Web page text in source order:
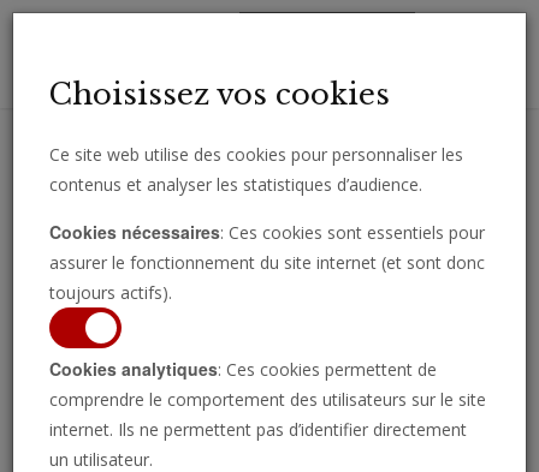
importantes directement par e-mail.
Gerald Flurry
Choisissez vos cookies
Ce site web utilise des cookies pour personnaliser les
contenus et analyser les statistiques d’audience.
Cookies nécessaires: Ces cookies sont essentiels pour
assurer le fonctionnement du site internet (et sont donc
toujours actifs).
Cookies analytiques: Ces cookies permettent de
comprendre le comportement des utilisateurs sur le site
internet. Ils ne permettent pas d’identifier directement
un utilisateur.